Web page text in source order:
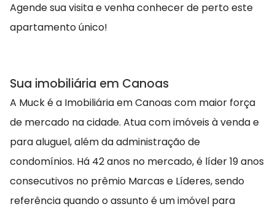
Agende sua visita e venha conhecer de perto este
apartamento único!
Sua imobiliária em Canoas
A Muck é a Imobiliária em Canoas com maior força
de mercado na cidade. Atua com imóveis à venda e
para aluguel, além da administração de
condomínios. Há 42 anos no mercado, é líder 19 anos
consecutivos no prêmio Marcas e Líderes, sendo
referência quando o assunto é um imóvel para